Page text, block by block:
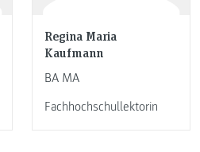
Regina Maria
Kaufmann
BA MA
Fachhochschullektorin